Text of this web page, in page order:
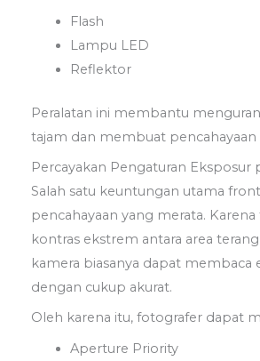
Flash
Lampu LED
Reflektor
Peralatan ini membantu
tajam dan membuat
Percayakan Pengaturan Eksposur
Salah satu keuntungan utama
pencahayaan yang merata. Karena
kontras ekstrem antara area
kamera biasanya dapat membaca
dengan cukup akurat.
Oleh karena itu, fotografer dapat
Aperture Priority